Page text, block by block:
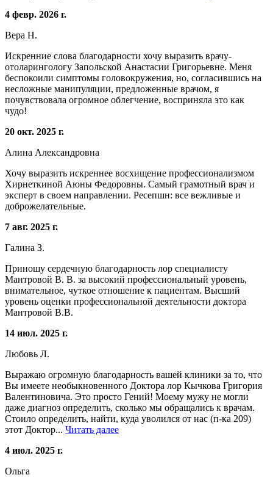
4 февр. 2026 г.
Вера Н.
Искренние слова благодарности хочу выразить врачу-
отоларингологу Запольской Анастасии Григорьевне. Меня
беспокоили симптомы головокружения, но, согласившись на
несложные манипуляции, предложенные врачом, я
почувствовала огромное облегчение, восприняла это как
чудо!
20 окт. 2025 г.
Алина Александровна
Хочу выразить искреннее восхищение профессионализмом
Хирнеткиной Аюны Федоровны. Самый грамотный врач и
эксперт в своем направлении. Ресепшн: все вежливые и
доброжелательные.
7 авг. 2025 г.
Галина З.
Приношу сердечную благодарность лор специалисту
Мантровой В. В. за высокий профессиональный уровень,
внимательное, чуткое отношение к пациентам. Высший
уровень оценки профессиональной деятельности доктора
Мантровой В.В.
14 июл. 2025 г.
Любовь Л.
Выражаю огромную благодарность вашей клиники за то, что
Вы имеете необыкновенного Доктора лор Кычкова Григория
Валентиновича. Это просто Гений! Моему мужу не могли
даже диагноз определить, сколько мы обращались к врачам.
Стоило определить, найти, куда уволился от нас (п-ка 209)
этот Доктор... Читать далее
4 июл. 2025 г.
Ольга